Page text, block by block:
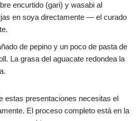
encurtido (gari) y wasabi al
en soya directamente — el curado
de pepino y un poco de pasta de
La grasa del aguacate redondea la
estas presentaciones necesitas el
El proceso completo está en la